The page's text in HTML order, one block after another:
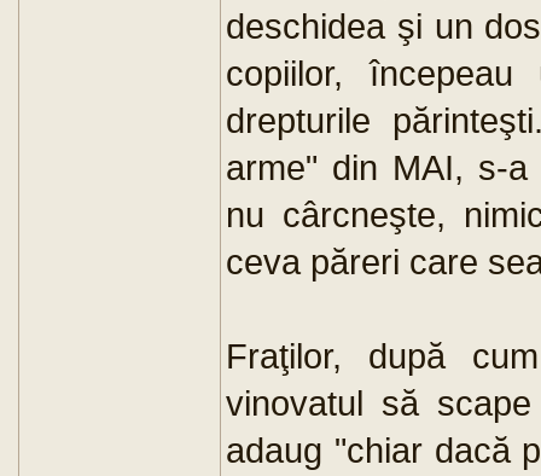
deschidea şi un
copiilor,
drepturile
arme" din MAI, s-
nu cârcneşte,
ceva păreri care
Fraţilor, după
vinovatul să
adaug "chiar dacă